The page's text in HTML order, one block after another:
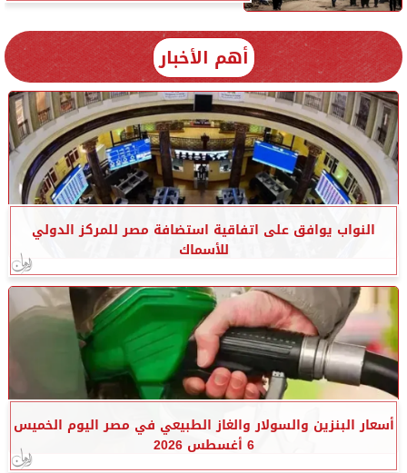
أهم الأخبار
النواب يوافق على اتفاقية استضافة مصر للمركز الدولي
للأسماك
أسعار البنزين والسولار والغاز الطبيعي في مصر اليوم الخميس
6 أغسطس 2026